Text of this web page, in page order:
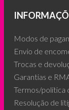
Modos de
Envio de
Trocas e
Garantias e
Termos/política
Resolução de